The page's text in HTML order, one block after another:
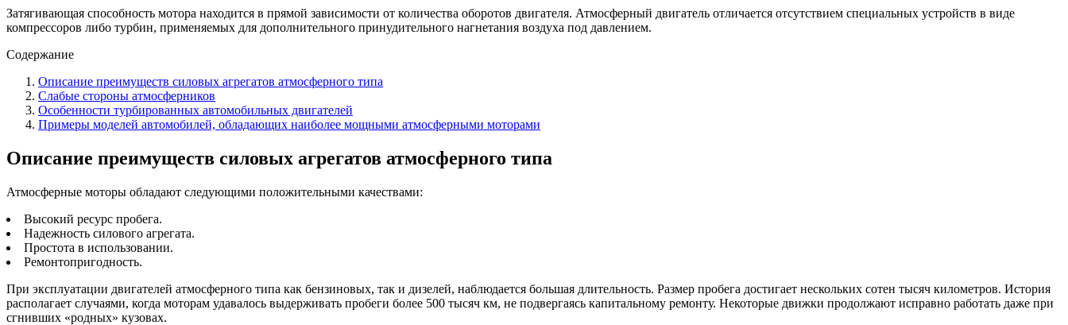
Затягивающая способность мотора находится в прямой зависимости от количества оборотов двигателя. Атмосферный двигатель отличается отсутствием специальных устройств в виде
компрессоров либо турбин, применяемых для дополнительного принудительного нагнетания воздуха под давлением.
Содержание
Описание преимуществ силовых агрегатов атмосферного типа
Слабые стороны атмосферников
Особенности турбированных автомобильных двигателей
Примеры моделей автомобилей, обладающих наиболее мощными атмосферными моторами
Описание преимуществ силовых агрегатов атмосферного типа
Атмосферные моторы обладают следующими положительными качествами:
Высокий ресурс пробега.
Надежность силового агрегата.
Простота в использовании.
Ремонтопригодность.
При эксплуатации двигателей атмосферного типа как бензиновых, так и дизелей, наблюдается большая длительность. Размер пробега достигает нескольких сотен тысяч километров. История
располагает случаями, когда моторам удавалось выдерживать пробеги более 500 тысяч км, не подвергаясь капитальному ремонту. Некоторые движки продолжают исправно работать даже при
сгнивших «родных» кузовах.